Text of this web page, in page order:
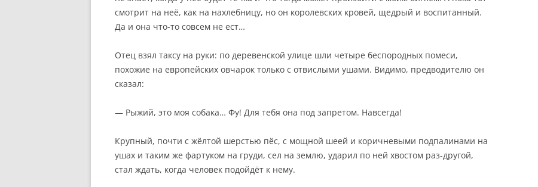
смотрит на неё, как на нахлебницу, но он королевских кровей, щедрый и воспитанный.
Да и она что-то совсем не ест…
Отец взял таксу на руки: по деревенской улице шли четыре беспородных помеси,
похожие на европейских овчарок только с отвислыми ушами. Видимо, предводителю он
сказал:
— Рыжий, это моя собака… Фу! Для тебя она под запретом. Навсегда!
Крупный, почти с жёлтой шерстью пёс, с мощной шеей и коричневыми подпалинами на
ушах и таким же фартуком на груди, сел на землю, ударил по ней хвостом раз-другой,
стал ждать, когда человек подойдёт к нему.